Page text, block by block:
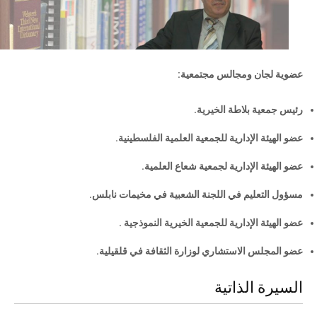
عضوية لجان ومجالس مجتمعية:
رئيس جمعية بلاطة الخيرية.
عضو الهيئة الإدارية للجمعية العلمية الفلسطينية.
عضو الهيئة الإدارية لجمعية شعاع العلمية.
مسؤول التعليم في اللجنة الشعبية في مخيمات نابلس.
عضو الهيئة الإدارية للجمعية الخيرية النموذجية .
عضو المجلس الاستشاري لوزارة الثقافة في قلقيلية.
السيرة الذاتية